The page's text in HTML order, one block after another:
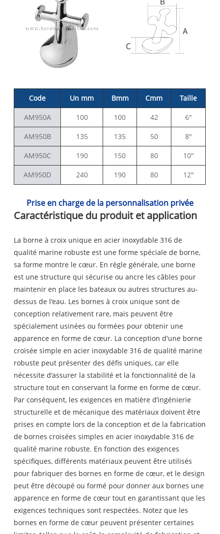
Code Un mm Bmm Cmm Taille
AM950A 100 100 42 6"
AM950B 135 135 50 8"
AM950C 190 150 80 10"
AM950D 240 190 80 12"
Prise en charge de la personnalisation privée
Caractéristique du produit et application
La borne à croix unique en acier inoxydable 316 de
qualité marine robuste est une forme spéciale de borne,
sa forme montre le cœur. En règle générale, une borne
est une structure qui sécurise ou ancre les câbles pour
maintenir en place les bateaux ou autres structures au-
dessus de l'eau. Les bornes à croix unique sont de
conception relativement rare, mais peuvent être
spécialement usinées ou formées pour obtenir une
apparence en forme de cœur. La conception d'une borne
croisée simple en acier inoxydable 316 de qualité marine
robuste peut présenter des défis uniques, car elle
nécessite d'assurer la stabilité et la fonctionnalité de la
structure tout en conservant la forme en forme de cœur.
Par conséquent, les exigences en matière d’ingénierie
structurelle et de mécanique des matériaux doivent être
prises en compte lors de la conception et de la fabrication
de bornes croisées simples en acier inoxydable 316 de
qualité marine robuste. En fonction des exigences
spécifiques, différents matériaux peuvent être utilisés
pour fabriquer des bornes en forme de cœur, et le design
peut être découpé ou formé pour donner aux bornes une
apparence en forme de cœur tout en garantissant que les
exigences techniques sont respectées. Notez que les
bornes en forme de cœur peuvent présenter certaines